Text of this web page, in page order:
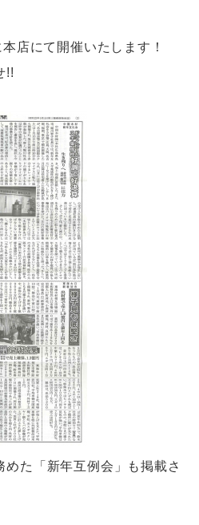
店にて開催いたします！
!!
めた「新年互例会」も掲載さ